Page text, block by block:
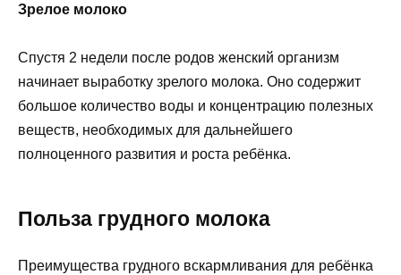
Зрелое молоко
Спустя 2 недели после родов женский организм
начинает выработку зрелого молока. Оно содержит
большое количество воды и концентрацию полезных
веществ, необходимых для дальнейшего
полноценного развития и роста ребёнка.
Польза грудного молока
Преимущества грудного вскармливания для ребёнка